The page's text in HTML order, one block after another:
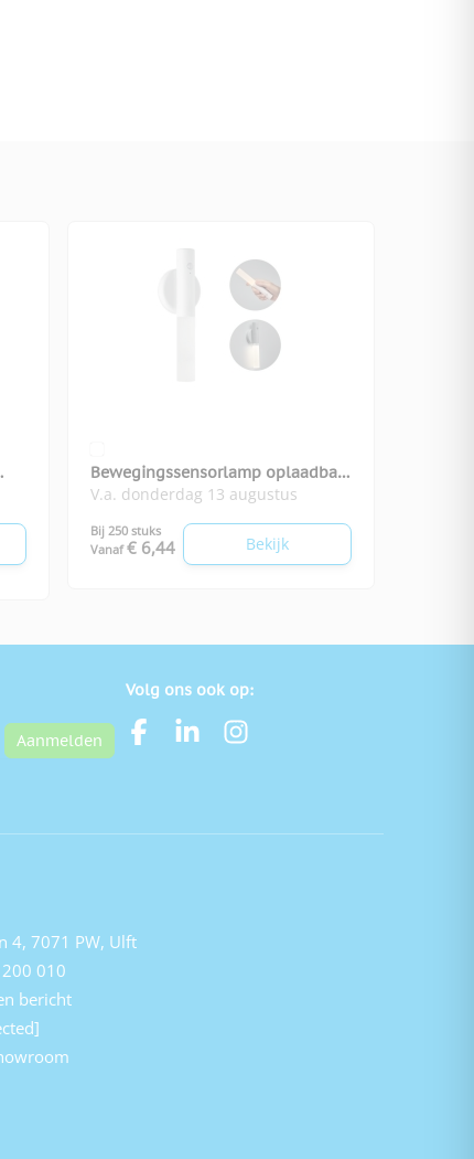
Bewegingssensorlamp oplaadbaar
Senluz
V.a. donderdag 13 augustus
Bij 250 stuks
Vanaf € 6,44 Bekijk
Aanmelden
Volg ons ook op:
4, 7071 PW, Ulft
010
bericht